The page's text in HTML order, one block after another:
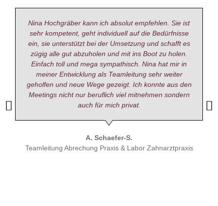
Nina Hochgräber kann ich absolut empfehlen. Sie ist
sehr kompetent, geht individuell auf die Bedürfnisse
ein, sie unterstützt bei der Umsetzung und schafft es
zügig alle gut abzuholen und mit ins Boot zu holen.
Einfach toll und mega sympathisch. Nina hat mir in
meiner Entwicklung als Teamleitung sehr weiter
geholfen und neue Wege gezeigt. Ich konnte aus den
Meetings nicht nur beruflich viel mitnehmen sondern
auch für mich privat.
A. Schaefer-S.
Teamleitung Abrechung Praxis & Labor Zahnarztpraxis